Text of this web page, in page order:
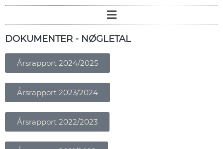
DOKUMENTER - NØGLETAL
Årsrapport 2024/2025
Årsrapport 2023/2024
Årsrapport 2022/2023